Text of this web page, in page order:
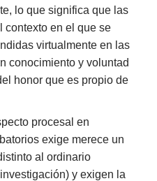
lo que significa que las
contexto en el que se
virtualmente en las
conocimiento y voluntad
honor que es propio de
procesal en
exige merece un
al ordinario
y exigen la